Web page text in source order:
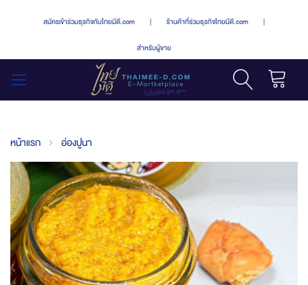
สมัครเข้าร่วมธุรกิจกับไทยมีดี.com | ร้านค้าที่ร่วมธุรกิจไทยมีดี.com |
สำหรับผู้ขาย
หน้าแรก อ่องปูนา
Skip
to
the
end
of
the
images
gallery